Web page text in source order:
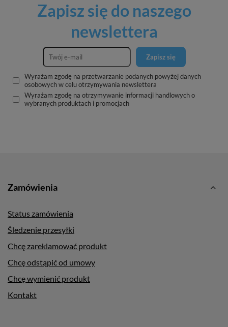
Zapisz się do naszego
newslettera
Zapisz się
Wyrażam zgodę na przetwarzanie podanych powyżej danych
osobowych w celu otrzymywania newslettera
Wyrażam zgodę na otrzymywanie informacji handlowych o
wybranych produktach i promocjach
Zamówienia
Status zamówienia
Śledzenie przesyłki
Chcę zareklamować produkt
Chcę odstąpić od umowy
Chcę wymienić produkt
Kontakt